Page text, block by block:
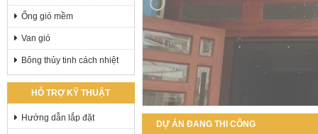
Ống gió mềm
Van gió
Bông thủy tinh cách nhiệt
HỖ TRỢ KỸ THUẬT
Hướng dẫn lắp đặt
DỰ ÁN ĐANG THI CÔNG